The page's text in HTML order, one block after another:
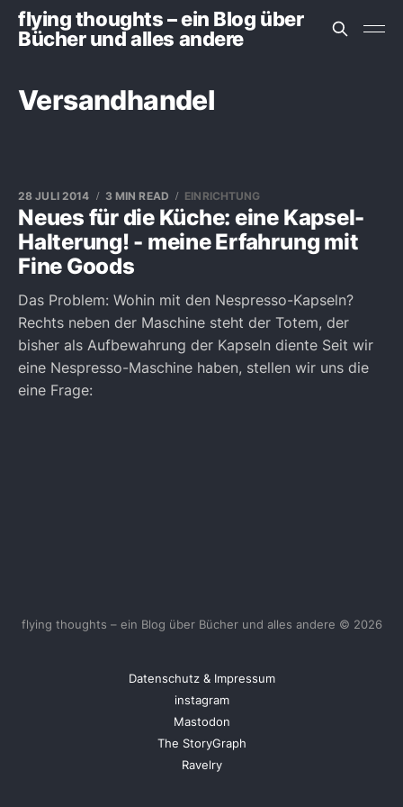
flying thoughts – ein Blog über
Bücher und alles andere
Versandhandel
Neues für die Küche: eine Kapsel-
Halterung! - meine Erfahrung mit
Fine Goods
28 JULI 2014 3 MIN READ EINRICHTUNG
Das Problem: Wohin mit den Nespresso-Kapseln?
Rechts neben der Maschine steht der Totem, der
bisher als Aufbewahrung der Kapseln diente Seit wir
eine Nespresso-Maschine haben, stellen wir uns die
eine Frage:
flying thoughts – ein Blog über Bücher und alles andere © 2026
Datenschutz & Impressum
instagram
Mastodon
The StoryGraph
Ravelry